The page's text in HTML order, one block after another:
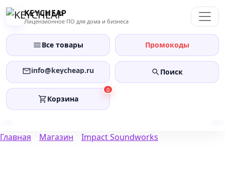
Перейти
KEYCHEAP
Лицензионное ПО для дома и бизнеса
Все товары Промокоды
info@keycheap.ru Поиск
0
Корзина
Главная Магазин Impact Soundworks